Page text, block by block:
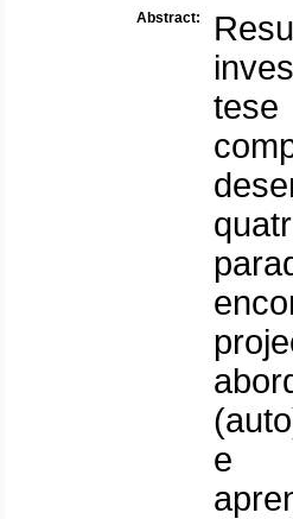
Abstract:
e